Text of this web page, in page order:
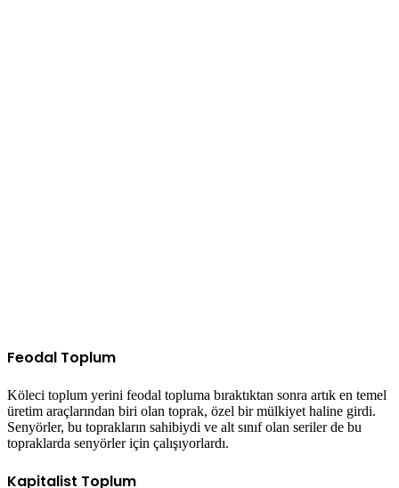
Feodal Toplum
Köleci toplum yerini feodal topluma bıraktıktan sonra artık en temel
üretim araçlarından biri olan toprak, özel bir mülkiyet haline girdi.
Senyörler, bu toprakların sahibiydi ve alt sınıf olan seriler de bu
topraklarda senyörler için çalışıyorlardı.
Kapitalist Toplum